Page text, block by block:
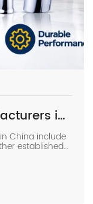
Top Sensor Faucet Manufacturers in China (2026 Update)
China include
established
faucets for
high-traffic